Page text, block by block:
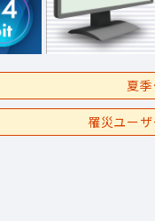
夏
罹災ユー